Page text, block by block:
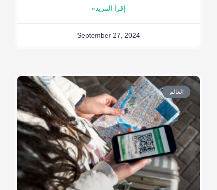
إقرأ المزيد»
September 27, 2024
العالم